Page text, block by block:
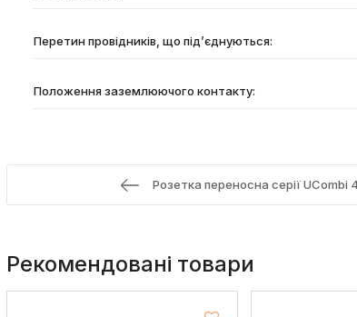
Перетин провідників, що під’єднуються:
Положення заземлюючого контакту:
Розетка переносна серії
Рекомендовані товари